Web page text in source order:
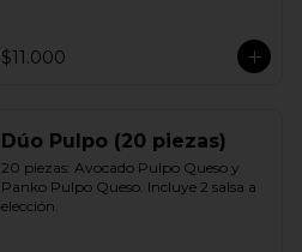
$11.000
Dúo Pulpo (20 piezas)
20 piezas: Avocado Pulpo Queso y
Panko Pulpo Queso. Incluye 2 salsa a
elección.